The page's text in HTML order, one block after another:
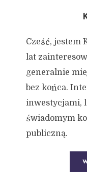
Cześć, jestem
lat
generalnie
bez końca.
inwestycjami,
świadomym
publiczną.